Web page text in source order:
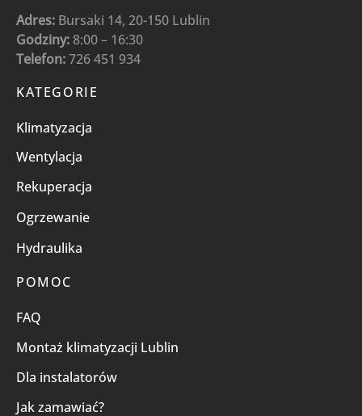
Adres: Bursaki 14, 20-150 Lublin
Godziny: 8:00 – 16:30
Telefon:726 451 934
KATEGORIE
Klimatyzacja
Wentylacja
Rekuperacja
Ogrzewanie
Hydraulika
POMOC
FAQ
Montaż klimatyzacji Lublin
Dla instalatorów
Jak zamawiać?